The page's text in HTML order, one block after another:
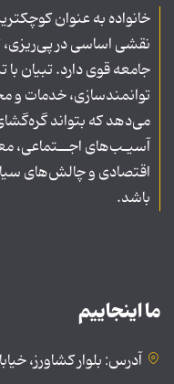
خانواده به عنوان
نقشی اساسی در
جامعه قوی دارد. تبیان
توانمندسازی، خدمات و
می‌دهد که بتواند
آسیـب‌های اجــتماعی،
اقتصادی و چالش‌های
باشد.
ما اینجاییم
آدرس: بلوار کشاورز،